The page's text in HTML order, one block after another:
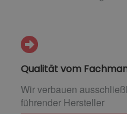
Qualität vom
Wir verbauen
führender Hersteller